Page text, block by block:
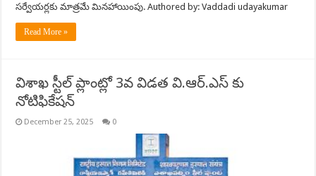
సర్వేయర్లకు మాత్రమే మినహాయింపు. Authored by: Vaddadi udayakumar
Read More »
విశాఖ స్టీల్ ప్లాంట్లో 3వ విడత వి.ఆర్.ఎస్ కు
నోటిఫికేషన్
December 25, 2025 0